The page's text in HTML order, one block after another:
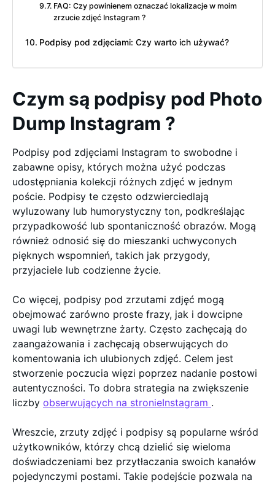
FAQ: Czy powinienem oznaczać lokalizacje w moim
zrzucie zdjęć Instagram ?
Podpisy pod zdjęciami: Czy warto ich używać?
Czym są podpisy pod Photo
Dump Instagram ?
Podpisy pod zdjęciami Instagram to swobodne i
zabawne opisy, których można użyć podczas
udostępniania kolekcji różnych zdjęć w jednym
poście. Podpisy te często odzwierciedlają
wyluzowany lub humorystyczny ton, podkreślając
przypadkowość lub spontaniczność obrazów. Mogą
również odnosić się do mieszanki uchwyconych
pięknych wspomnień, takich jak przygody,
przyjaciele lub codzienne życie.
Co więcej, podpisy pod zrzutami zdjęć mogą
obejmować zarówno proste frazy, jak i dowcipne
uwagi lub wewnętrzne żarty. Często zachęcają do
zaangażowania i zachęcają obserwujących do
komentowania ich ulubionych zdjęć. Celem jest
stworzenie poczucia więzi poprzez nadanie postowi
autentyczności. To dobra strategia na zwiększenie
liczby obserwujących na stronieInstagram .
Wreszcie, zrzuty zdjęć i podpisy są popularne wśród
użytkowników, którzy chcą dzielić się wieloma
doświadczeniami bez przytłaczania swoich kanałów
pojedynczymi postami. Takie podejście pozwala na